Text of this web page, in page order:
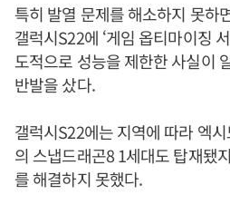
특히 발열 문제를 해소하지 못하
갤럭시S22에 ‘게임 옵티마이징
도적으로 성능을 제한한 사실이
반발을 샀다.
갤럭시S22에는 지역에 따라 엑
의 스냅드래곤8 1세대도 탑재됐
를 해결하지 못했다.